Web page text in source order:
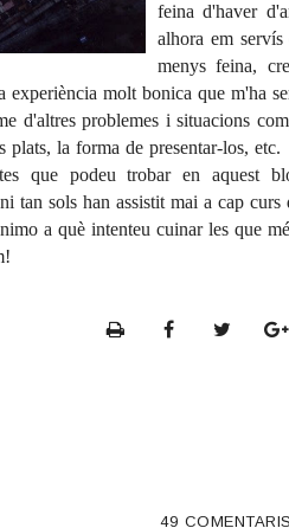
feina d'haver
alhora em
menys feina,
experiència molt bonica que m'ha
d'altres problemes i situacions
plats, la forma de presentar-los, etc.
que podeu trobar en aquest
tan sols han assistit mai a cap curs
a què intenteu cuinar les que
49